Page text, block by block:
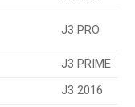
J3 PRO
J3 PRIME
J3 2016